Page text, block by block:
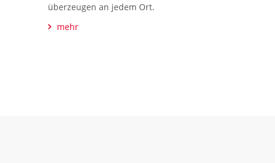
überzeugen an jedem Ort.
mehr